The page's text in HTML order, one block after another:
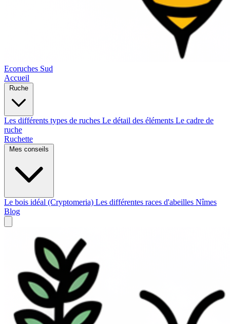
Ecoruches Sud
Accueil
Les différents types de ruches Le détail des éléments Le cadre de
ruche
Ruchette
Le bois idéal (Cryptomeria) Les différentes races d'abeilles Nîmes
Blog